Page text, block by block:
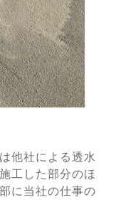
他社による透水
工した部分のほ
に当社の仕事の